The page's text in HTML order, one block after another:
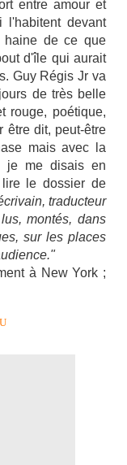
entre amour et
l'habitent devant
haine de ce que
d'île qui aurait
Guy Régis Jr va
de très belle
rouge, poétique,
être dit, peut-être
mais avec la
je me disais en
le dossier de
traducteur
montés, dans
sur les places
à New York ;